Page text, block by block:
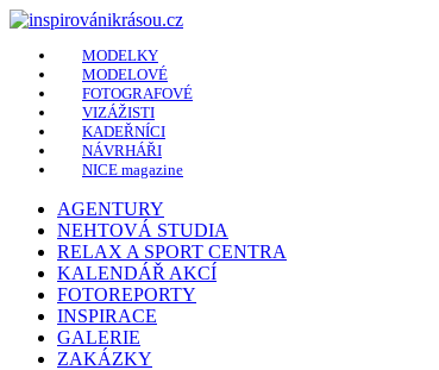
MODELKY
MODELOVÉ
FOTOGRAFOVÉ
VIZÁŽISTI
KADEŘNÍCI
NÁVRHÁŘI
NICE magazine
AGENTURY
NEHTOVÁ STUDIA
RELAX A SPORT CENTRA
KALENDÁŘ AKCÍ
FOTOREPORTY
INSPIRACE
GALERIE
ZAKÁZKY